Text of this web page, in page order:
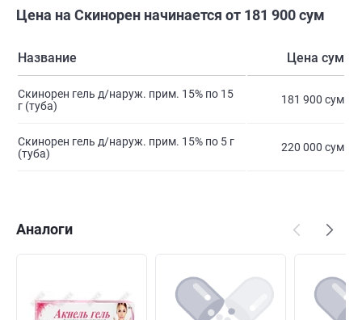
Цена на Скинорен начинается от 181 900 сум
Название Цена сум
Скинорен гель д/наруж. прим. 15% по 15
г (туба)
181 900 сум
Скинорен гель д/наруж. прим. 15% по 5 г
(туба)
220 000 сум
Аналоги